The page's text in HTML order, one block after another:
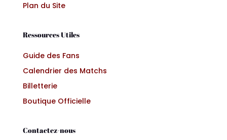
Plan du Site
Ressources Utiles
Guide des Fans
Calendrier des Matchs
Billetterie
Boutique Officielle
Contactez-nous